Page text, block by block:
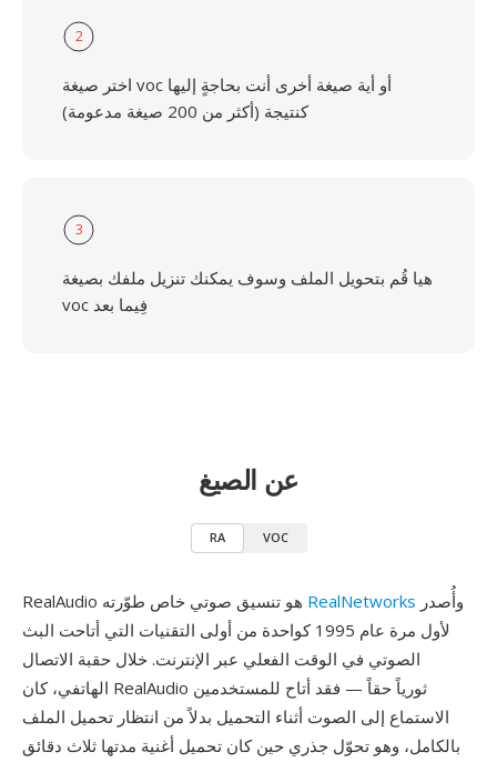
2
اختر صيغة voc أو أية صيغة أخرى أنت بحاجةٍ إليها
كنتيجة (أكثر من 200 صيغة مدعومة)
3
هيا قُم بتحويل الملف وسوف يمكنك تنزيل ملفك بصيغة
voc فِيما بعد
عن الصيغ
RA VOC
RealNetworks
لأول مرة عام 1995 كواحدة من أولى التقنيات التي أتاحت البث
الصوتي في الوقت الفعلي عبر الإنترنت. خلال حقبة الاتصال
الهاتفي، كان RealAudio ثورياً حقاً — فقد أتاح للمستخدمين
الاستماع إلى الصوت أثناء التحميل بدلاً من انتظار تحميل الملف
بالكامل، وهو تحوّل جذري حين كان تحميل أغنية مدتها ثلاث دقائق